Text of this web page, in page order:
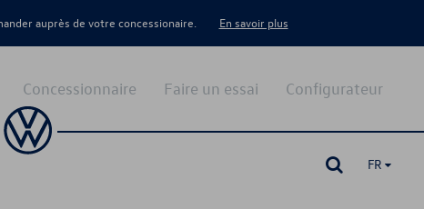
auprès de votre concessionaire. En savoir plus
Configurateur
Faire un essai
Concessionnaire
FR